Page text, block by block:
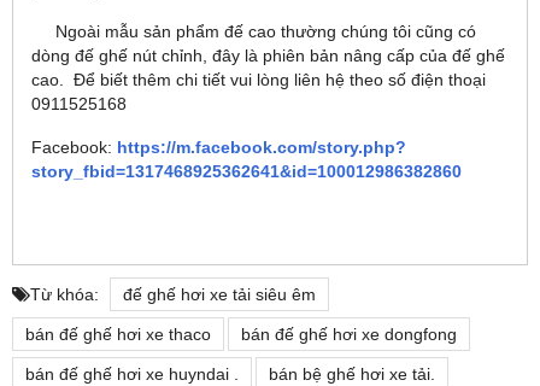
Ngoài mẫu sản phẩm đế cao thường chúng tôi cũng có
dòng đế ghế nút chỉnh, đây là phiên bản nâng cấp của đế ghế
cao. Để biết thêm chi tiết vui lòng liên hệ theo số điện thoại
0911525168
Facebook: https://m.facebook.com/story.php?
story_fbid=1317468925362641&id=100012986382860
Từ khóa: đế ghế hơi xe tải siêu êm
bán đế ghế hơi xe thaco bán đế ghế hơi xe dongfong
bán đế ghế hơi xe huyndai . bán bệ ghế hơi xe tải.